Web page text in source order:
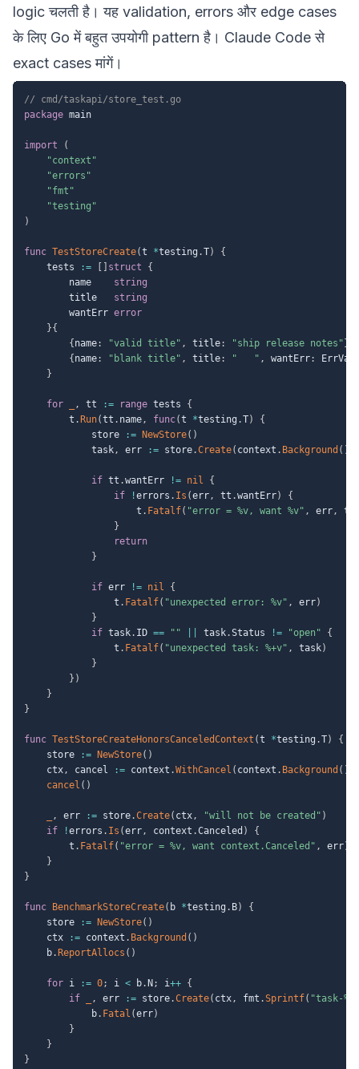
logic चलती है। यह validation, errors और edge cases
के लिए Go में बहुत उपयोगी pattern है। Claude Code से
exact cases मांगें।
// cmd/taskapi/store_test.go
package main
import
(
"context"
"errors"
"fmt"
"testing"
)
func TestStoreCreate(t *testing .T)
{
	tests
:= struct
{
		name
string
		title
string
		wantErr
error
}{
{ name: "valid title" , title: "ship release notes" }
{ name: "blank title" , title: "   " , wantErr:
}
for , tt := range tests {
		t
. Run(tt . name, func(t *testing .T)
{
			store
:= NewStore( )
			task
, err := store.Create( context . Background ( )
if tt .wantErr != nil
{
if
!errors . Is (err, tt .wantErr)
{
					t
. Fatalf( "error = %v, want %v" , err, tt
}
return
}
if err != nil
{
				t
. Fatalf( "unexpected error: %v" , err)
}
if task. ID == "" task.Status != "open"
{
				t
. Fatalf( "unexpected task: %+v" , task)
}
} )
}
}
func TestStoreCreateHonorsCanceledContext (t *testing .T)
{
	store
:= NewStore( )
	ctx
, cancel := context .WithCancel ( context . Background ( )
cancel ( )
, err := store.Create( ctx, "will not be created" )
if
!errors . Is (err, context .Canceled )
{
		t
. Fatalf( "error = %v, want context.Canceled" , err)
}
}
func BenchmarkStoreCreate( b *testing . B)
{
	store
:= NewStore( )
	ctx
:= context . Background ( )
	b
. ReportAllocs ( )
for i := 0; i < b. N ; i++ {
if
, err := store.Create( ctx, fmt .Sprintf( "task-
			b
. Fatal (err)
}
}
}